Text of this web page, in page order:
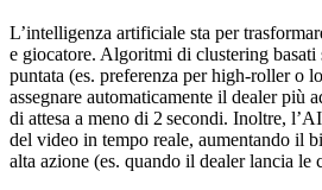
L’intelligenza artificiale sta per
e giocatore. Algoritmi di clustering basati
puntata (es. preferenza per high‑roller o
assegnare automaticamente il dealer più
di attesa a meno di 2 secondi. Inoltre,
del video in tempo reale, aumentando il
alta azione (es. quando il dealer lancia le